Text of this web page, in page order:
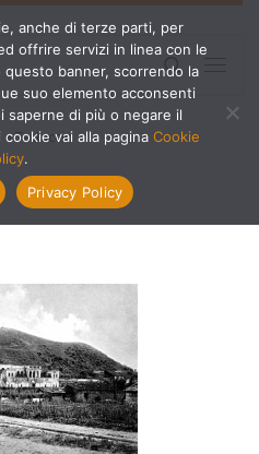
Search
»Testaccio
anche di terze parti, per
offrire servizi in linea con le
banner, scorrendo la
suo elemento acconsenti
saperne di più o negare il
vai alla pagina Cookie
.
Privacy Policy